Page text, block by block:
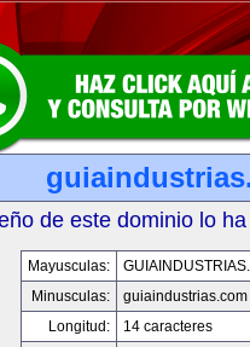
de este dominio lo
Mayusculas:
Minusculas:
guiaindustrias.com
Longitud:
14 caracteres